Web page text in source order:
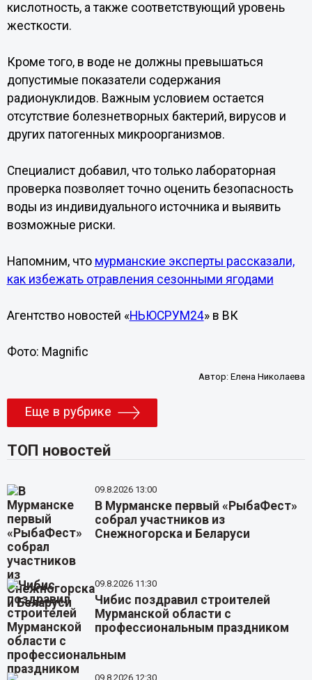
кислотность, а также соответствующий уровень
жесткости.
Кроме того, в воде не должны превышаться
допустимые показатели содержания
радионуклидов. Важным условием остается
отсутствие болезнетворных бактерий, вирусов и
других патогенных микроорганизмов.
Специалист добавил, что только лабораторная
проверка позволяет точно оценить безопасность
воды из индивидуального источника и выявить
возможные риски.
Напомним, что мурманские эксперты рассказали,
как избежать отравления сезонными ягодами
Агентство новостей «НЬЮСРУМ24» в ВК
Фото: Magnific
Автор:Елена Николаева
Еще в рубрике
ТОП новостей
09.8.2026 13:00
В Мурманске первый «РыбаФест»
собрал участников из
Снежногорска и Беларуси
09.8.2026 11:30
Чибис поздравил строителей
Мурманской области с
профессиональным праздником
09.8.2026 12:30